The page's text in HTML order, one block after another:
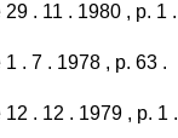
. 11 . 1980 , p. 1 .
1 . 7 . 1978 , p. 63 .
12 . 12 . 1979 , p. 1 .